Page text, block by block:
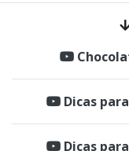
Dicas
Dicas